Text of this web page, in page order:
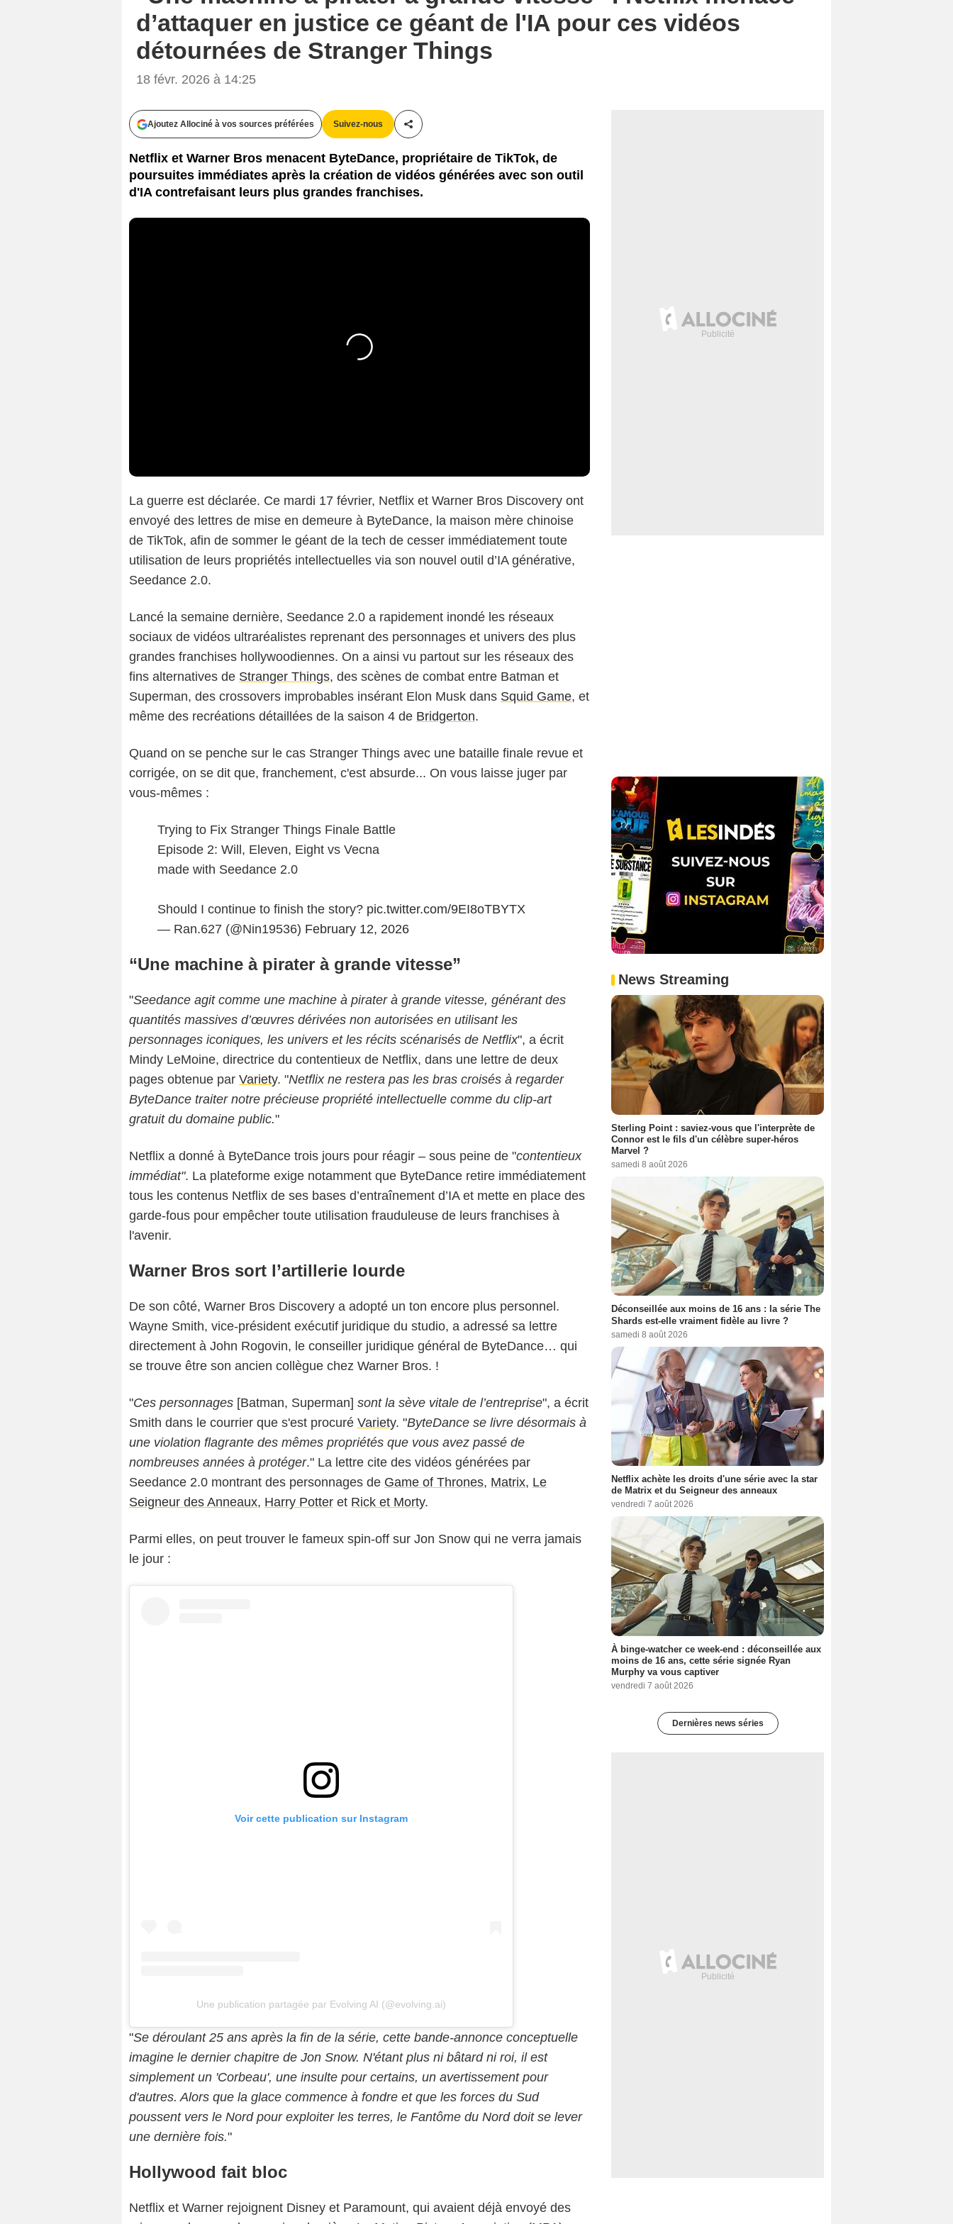
d’attaquer en justice ce géant de l'IA pour ces vidéos
détournées de Stranger Things
18 févr. 2026 à 14:25
Ajoutez Allociné à vos sources préférées Suivez-nous
Partager cet article
Netflix et Warner Bros menacent ByteDance, propriétaire de TikTok, de
poursuites immédiates après la création de vidéos générées avec son outil
d'IA contrefaisant leurs plus grandes franchises.
La guerre est déclarée. Ce mardi 17 février, Netflix et Warner Bros Discovery ont
envoyé des lettres de mise en demeure à ByteDance, la maison mère chinoise
de TikTok, afin de sommer le géant de la tech de cesser immédiatement toute
utilisation de leurs propriétés intellectuelles via son nouvel outil d’IA générative,
Seedance 2.0.
Lancé la semaine dernière, Seedance 2.0 a rapidement inondé les réseaux
sociaux de vidéos ultraréalistes reprenant des personnages et univers des plus
grandes franchises hollywoodiennes. On a ainsi vu partout sur les réseaux des
fins alternatives de Stranger Things, des scènes de combat entre Batman et
Superman, des crossovers improbables insérant Elon Musk dans Squid Game, et
même des recréations détaillées de la saison 4 de Bridgerton.
Quand on se penche sur le cas Stranger Things avec une bataille finale revue et
corrigée, on se dit que, franchement, c'est absurde... On vous laisse juger par
vous-mêmes :
Trying to Fix Stranger Things Finale Battle
Episode 2: Will, Eleven, Eight vs Vecna
made with Seedance 2.0
Should I continue to finish the story? pic.twitter.com/9EI8oTBYTX
— Ran.627 (@Nin19536) February 12, 2026
“Une machine à pirater à grande vitesse”
"Seedance agit comme une machine à pirater à grande vitesse, générant des
quantités massives d’œuvres dérivées non autorisées en utilisant les
personnages iconiques, les univers et les récits scénarisés de Netflix", a écrit
Mindy LeMoine, directrice du contentieux de Netflix, dans une lettre de deux
pages obtenue par Variety. "Netflix ne restera pas les bras croisés à regarder
ByteDance traiter notre précieuse propriété intellectuelle comme du clip-art
gratuit du domaine public."
Netflix a donné à ByteDance trois jours pour réagir – sous peine de "contentieux
immédiat". La plateforme exige notamment que ByteDance retire immédiatement
tous les contenus Netflix de ses bases d’entraînement d’IA et mette en place des
garde-fous pour empêcher toute utilisation frauduleuse de leurs franchises à
l'avenir.
Warner Bros sort l’artillerie lourde
De son côté, Warner Bros Discovery a adopté un ton encore plus personnel.
Wayne Smith, vice-président exécutif juridique du studio, a adressé sa lettre
directement à John Rogovin, le conseiller juridique général de ByteDance… qui
se trouve être son ancien collègue chez Warner Bros. !
"Ces personnages [Batman, Superman] sont la sève vitale de l’entreprise", a écrit
Smith dans le courrier que s'est procuré Variety. "ByteDance se livre désormais à
une violation flagrante des mêmes propriétés que vous avez passé de
nombreuses années à protéger." La lettre cite des vidéos générées par
Seedance 2.0 montrant des personnages de Game of Thrones, Matrix, Le
Seigneur des Anneaux, Harry Potter et Rick et Morty.
Parmi elles, on peut trouver le fameux spin-off sur Jon Snow qui ne verra jamais
le jour :
Voir cette publication sur Instagram
Une publication partagée par Evolving AI (@evolving.ai)
"Se déroulant 25 ans après la fin de la série, cette bande-annonce conceptuelle
imagine le dernier chapitre de Jon Snow. N'étant plus ni bâtard ni roi, il est
simplement un 'Corbeau', une insulte pour certains, un avertissement pour
d'autres. Alors que la glace commence à fondre et que les forces du Sud
poussent vers le Nord pour exploiter les terres, le Fantôme du Nord doit se lever
une dernière fois."
Hollywood fait bloc
Netflix et Warner rejoignent Disney et Paramount, qui avaient déjà envoyé des
News Streaming
Sterling Point : saviez-vous que l'interprète de
Connor est le fils d'un célèbre super-héros
Marvel ?
samedi 8 août 2026
Déconseillée aux moins de 16 ans : la série The
Shards est-elle vraiment fidèle au livre ?
samedi 8 août 2026
Netflix achète les droits d'une série avec la star
de Matrix et du Seigneur des anneaux
vendredi 7 août 2026
À binge-watcher ce week-end : déconseillée aux
moins de 16 ans, cette série signée Ryan
Murphy va vous captiver
vendredi 7 août 2026
Dernières news séries